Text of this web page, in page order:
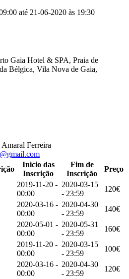
até 21-06-2020 às 19:30
Gaia Hotel & SPA, Praia de
Bélgica, Vila Nova de Gaia,
Ferreira
Inicio das
Inscrição
Fim de
Inscrição
Preço
2019-11-20 -
00:00
2020-03-15
- 23:59
120€
2020-03-16 -
00:00
2020-04-30
- 23:59
140€
2020-05-01 -
00:00
2020-05-31
- 23:59
160€
2019-11-20 -
00:00
2020-03-15
- 23:59
100€
2020-03-16 -
00:00
2020-04-30
- 23:59
120€